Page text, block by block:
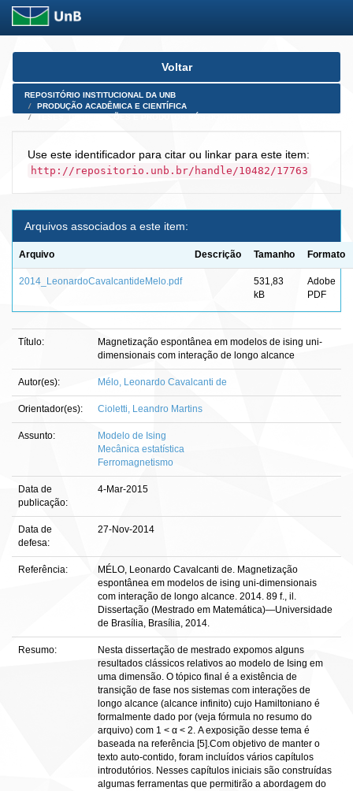
Skip
Voltar
REPOSITÓRIO INSTITUCIONAL DA UNB
PRODUÇÃO ACADÊMICA E CIENTÍFICA
Use este identificador para citar ou linkar para este item:
http://repositorio.unb.br/handle/10482/17763
Arquivos associados a este item:
Arquivo Descrição Tamanho Formato
2014_LeonardoCavalcantideMelo.pdf
531,83
kB
Adobe
PDF
Título:
Magnetização espontânea em modelos de ising uni-
dimensionais com interação de longo alcance
Autor(es): Mélo, Leonardo Cavalcanti de
Orientador(es): Cioletti, Leandro Martins
Assunto:
Modelo de Ising
Mecânica estatística
Ferromagnetismo
Data de
publicação:
4-Mar-2015
Data de
defesa:
27-Nov-2014
Referência:
MÉLO, Leonardo Cavalcanti de. Magnetização
espontânea em modelos de ising uni-dimensionais
com interação de longo alcance. 2014. 89 f., il.
Dissertação (Mestrado em Matemática)—Universidade
de Brasília, Brasília, 2014.
Resumo:
Nesta dissertação de mestrado expomos alguns
resultados clássicos relativos ao modelo de Ising em
uma dimensão. O tópico final é a existência de
transição de fase nos sistemas com interações de
longo alcance (alcance infinito) cujo Hamiltoniano é
formalmente dado por (veja fórmula no resumo do
arquivo) com 1 < α < 2. A exposição desse tema é
baseada na referência [5].Com objetivo de manter o
texto auto-contido, foram incluídos vários capítulos
introdutórios. Nesses capítulos iniciais são construídas
algumas ferramentas que permitirão a abordagem do